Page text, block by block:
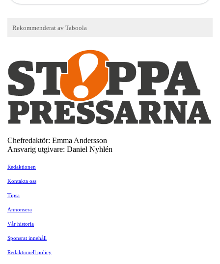
Chefredaktör: Emma Andersson
Ansvarig utgivare: Daniel Nyhlén
Redaktionen
Kontakta oss
Tipsa
Annonsera
Vår historia
Sponsrat innehåll
Redaktionell policy